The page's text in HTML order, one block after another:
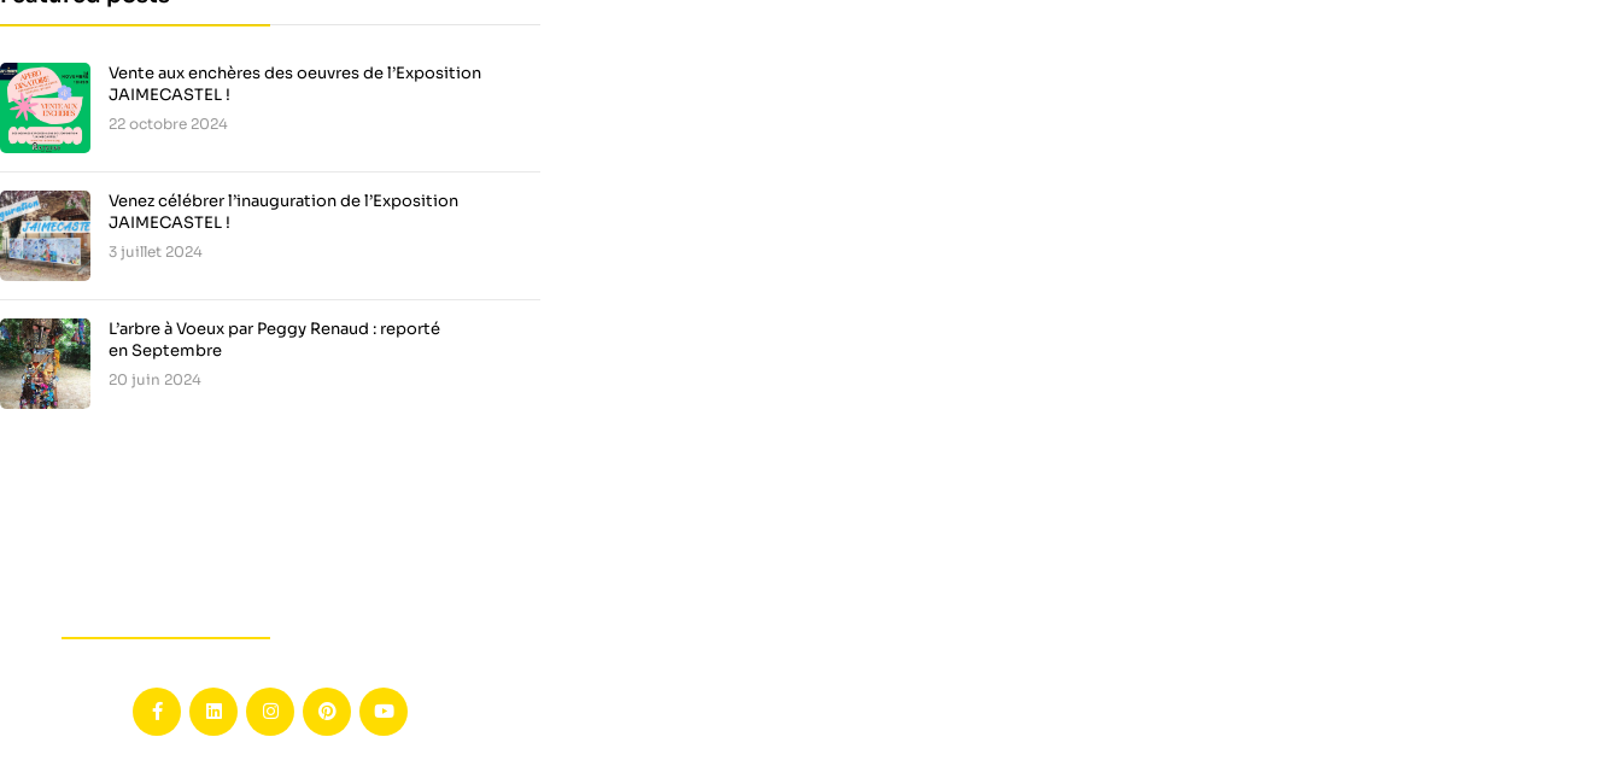
Vente aux enchères des oeuvres de l’Exposition
JAIMECASTEL !
22 octobre 2024
Venez célébrer l’inauguration de l’Exposition
JAIMECASTEL !
3 juillet 2024
L’arbre à Voeux par Peggy Renaud : reporté
en Septembre
20 juin 2024